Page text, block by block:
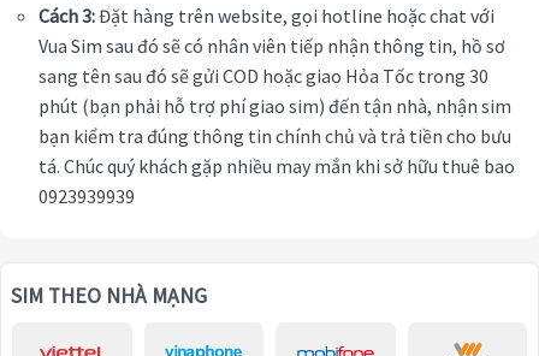
Cách 3:Đặt hàng trên website, gọi hotline hoặc chat với
Vua Sim sau đó sẽ có nhân viên tiếp nhận thông tin, hồ sơ
sang tên sau đó sẽ gửi COD hoặc giao Hỏa Tốc trong 30
phút (bạn phải hỗ trợ phí giao sim) đến tận nhà, nhận sim
bạn kiểm tra đúng thông tin chính chủ và trả tiền cho bưu
tá. Chúc quý khách gặp nhiều may mắn khi sở hữu thuê bao
0923939939
SIM THEO NHÀ MẠNG